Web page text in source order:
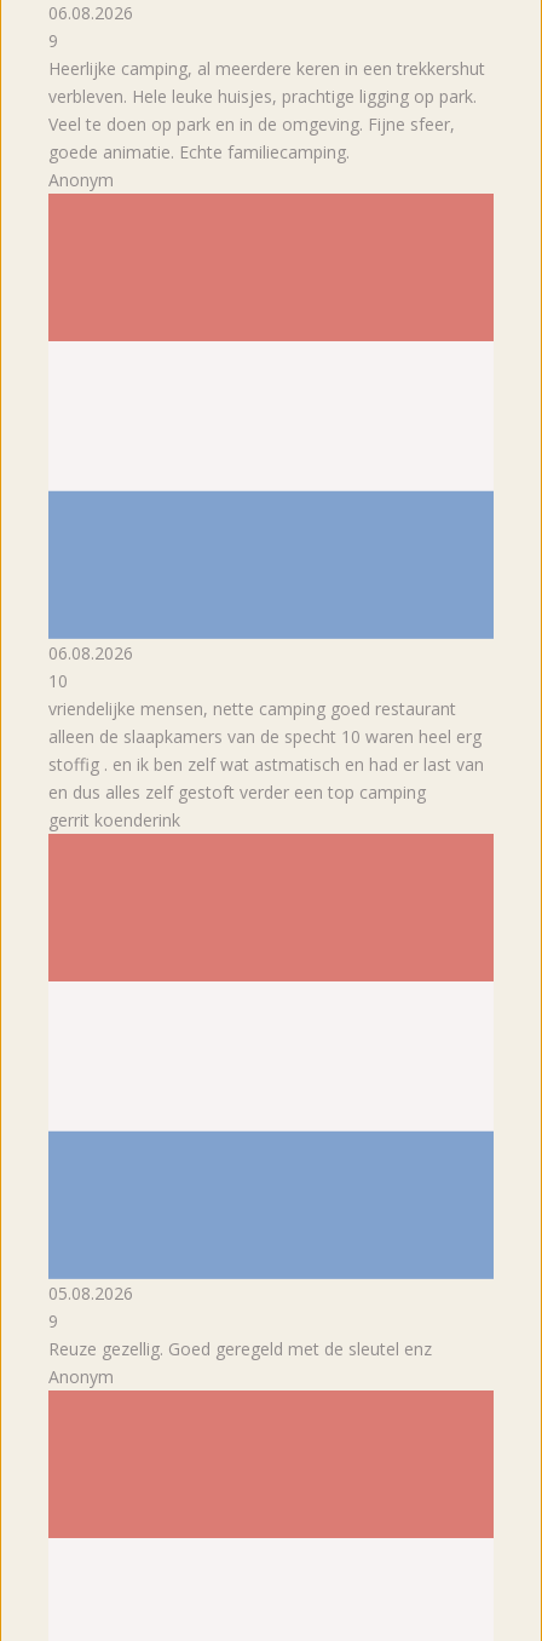
06.08.2026
9
Heerlijke camping, al meerdere keren in een trekkershut
verbleven. Hele leuke huisjes, prachtige ligging op park.
Veel te doen op park en in de omgeving. Fijne sfeer,
goede animatie. Echte familiecamping.
Anonym
06.08.2026
10
vriendelijke mensen, nette camping goed restaurant
alleen de slaapkamers van de specht 10 waren heel erg
stoffig . en ik ben zelf wat astmatisch en had er last van
en dus alles zelf gestoft verder een top camping
gerrit koenderink
05.08.2026
9
Reuze gezellig. Goed geregeld met de sleutel enz
Anonym